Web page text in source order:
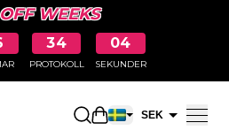
WEEKS
34
PROTOKOLL
03
SEKUNDER
ÖppnaSEK
INTE